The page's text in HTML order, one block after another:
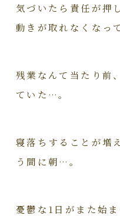
気づいたら責任が押
動きが取れなくなっ
残業なんて当たり前
ていた…。
寝落ちすることが増
う間に朝…。
憂鬱な1日がまた始